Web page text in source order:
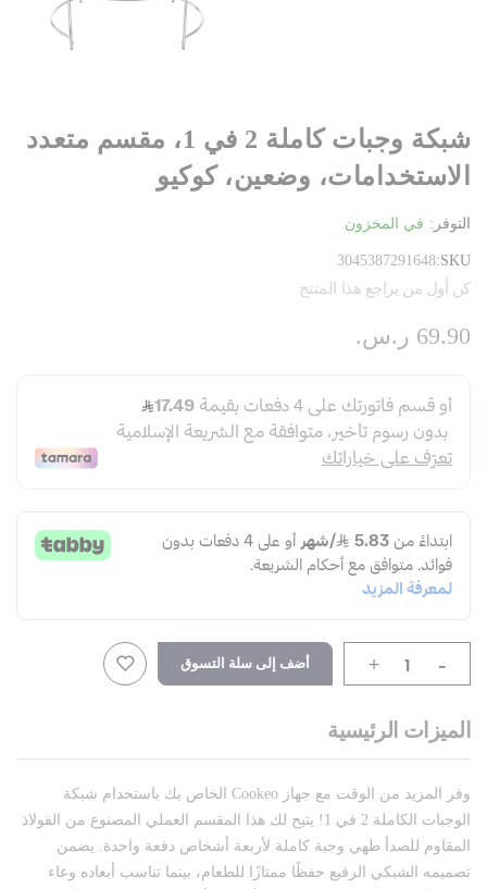
شبكة وجبات كاملة 2 في 1، مقسم متعدد
الاستخدامات، وضعين، كوكيو
التوفر: في المخزون
SKU
3045387291648
كن أول من يراجع هذا المنتج
69.90 ر.س.‏
-
+ أضف إلى سلة التسوق
الميزات الرئيسية
وفر المزيد من الوقت مع جهاز Cookeo الخاص بك باستخدام شبكة
الوجبات الكاملة 2 في 1! يتيح لك هذا المقسم العملي المصنوع من الفولاذ
المقاوم للصدأ طهي وجبة كاملة لأربعة أشخاص دفعة واحدة. يضمن
تصميمه الشبكي الرفيع حفظًا ممتازًا للطعام، بينما تناسب أبعاده وعاء